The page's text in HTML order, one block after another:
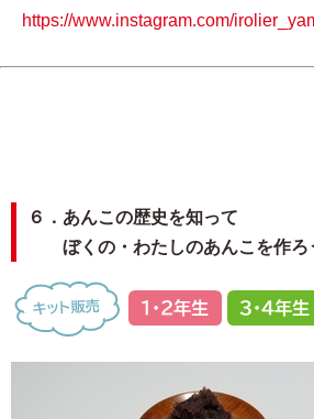
https://www.instagram.com/
６．あんこの歴史を知って
ぼくの・わたしのあんこを作ろ